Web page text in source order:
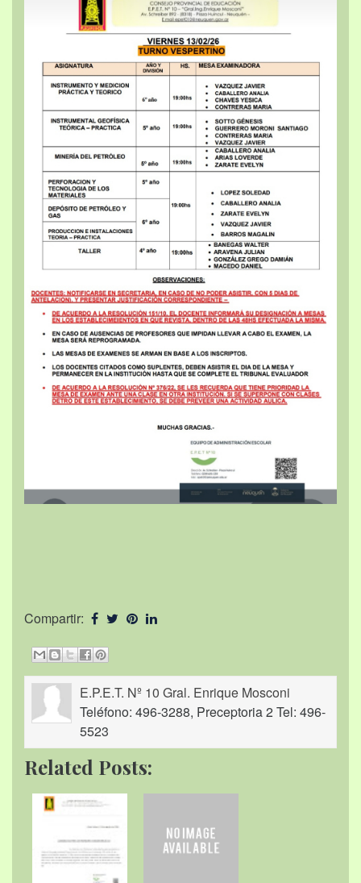
Compartir:
E.P.E.T. Nº 10 Gral. Enrique Mosconi
Teléfono: 496-3288, Preceptoria 2 Tel: 496-
5523
Related Posts: